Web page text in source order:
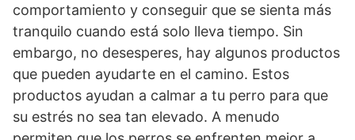
comportamiento y conseguir que se sienta más
tranquilo cuando está solo lleva tiempo. Sin
embargo, no desesperes, hay algunos productos
que pueden ayudarte en el camino. Estos
productos ayudan a calmar a tu perro para que
su estrés no sea tan elevado. A menudo